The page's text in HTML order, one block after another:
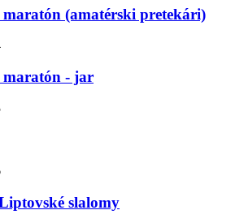
(amatérski pretekári)
- jar
slalomy